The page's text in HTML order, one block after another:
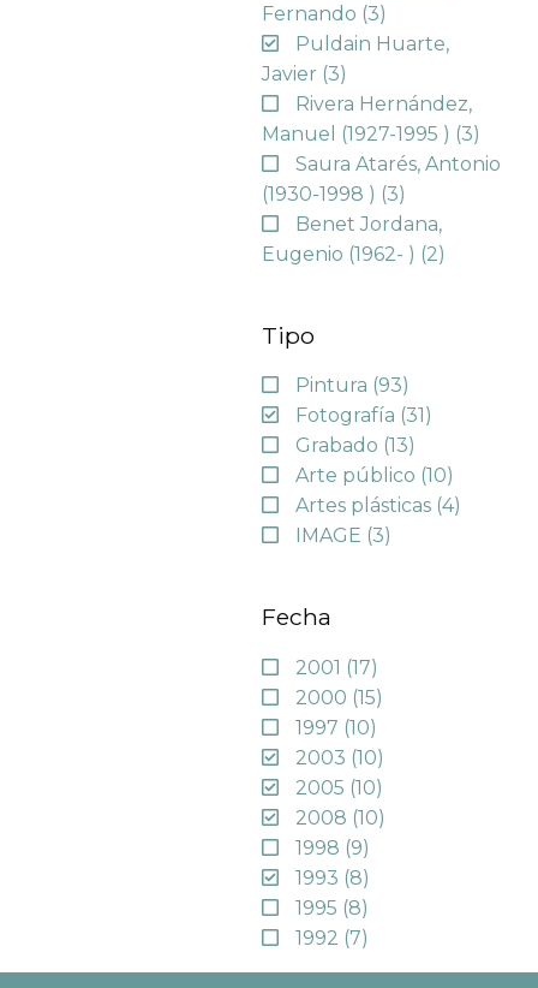
Fernando (3)
Puldain Huarte,
Javier (3)
Rivera Hernández,
Manuel (1927-1995 ) (3)
Saura Atarés, Antonio
(1930-1998 ) (3)
Benet Jordana,
Eugenio (1962- ) (2)
Tipo
Pintura (93)
Fotografía (31)
Grabado (13)
Arte público (10)
Artes plásticas (4)
IMAGE (3)
Fecha
2001 (17)
2000 (15)
1997 (10)
2003 (10)
2005 (10)
2008 (10)
1998 (9)
1993 (8)
1995 (8)
1992 (7)